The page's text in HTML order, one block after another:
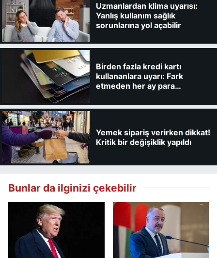
Uzmanlardan klima uyarısı:
Yanlış kullanım sağlık
sorunlarına yol açabilir
Birden fazla kredi kartı
kullananlara uyarı: Fark
etmeden her ay para
Yemek sipariş verirken dikkat!
Kritik bir değişiklik yapıldı
Bunlar da ilginizi çekebilir